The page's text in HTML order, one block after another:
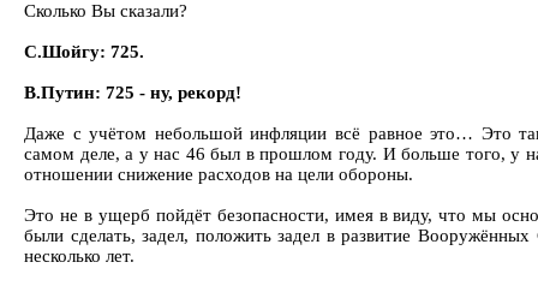
Сколько Вы сказали?
С.Шойгу: 725.
В.Путин: 725 - ну, рекорд!
Даже с учётом небольшой инфляции всё равное это… Это
самом деле, а у нас 46 был в прошлом году. И больше того, у
отношении снижение расходов на цели обороны.
Это не в ущерб пойдёт безопасности, имея в виду, что мы
были сделать, задел, положить задел в развитие
несколько лет.